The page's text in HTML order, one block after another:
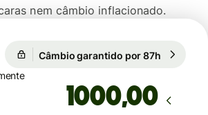
nem câmbio inflacionado.
Câmbio garantido por 87h
,00